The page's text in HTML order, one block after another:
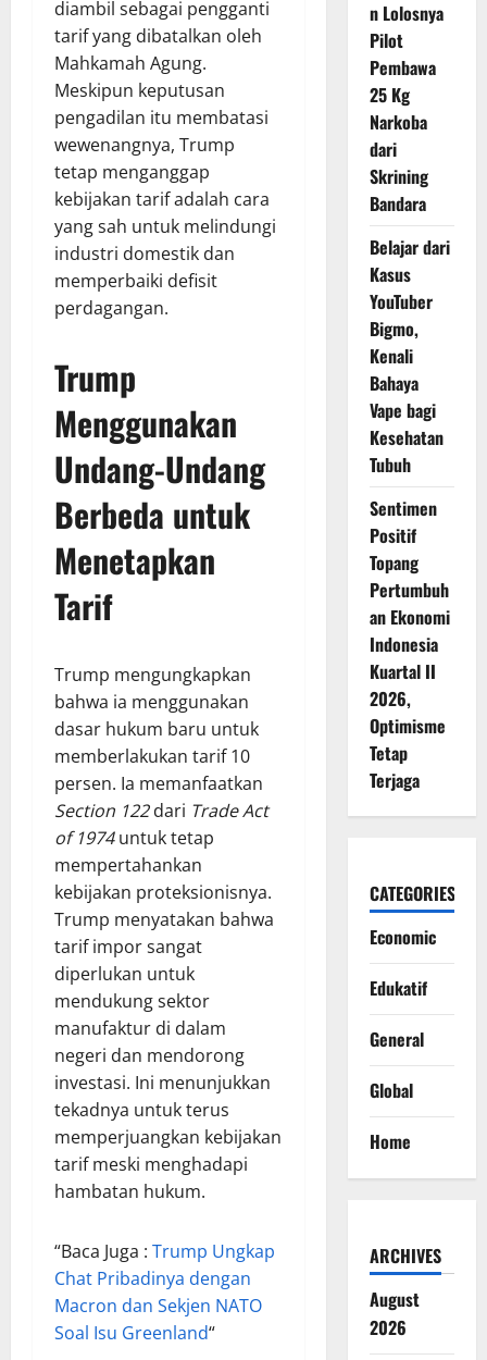
diambil sebagai pengganti
tarif yang dibatalkan oleh
Mahkamah Agung.
Meskipun keputusan
pengadilan itu membatasi
wewenangnya, Trump
tetap menganggap
kebijakan tarif adalah cara
yang sah untuk melindungi
industri domestik dan
memperbaiki defisit
perdagangan.
Trump
Menggunakan
Undang-Undang
Berbeda untuk
Menetapkan
Tarif
Trump mengungkapkan
bahwa ia menggunakan
dasar hukum baru untuk
memberlakukan tarif 10
persen. Ia memanfaatkan
Section 122dari Trade Act
of 1974untuk tetap
mempertahankan
kebijakan proteksionisnya.
Trump menyatakan bahwa
tarif impor sangat
diperlukan untuk
mendukung sektor
manufaktur di dalam
negeri dan mendorong
investasi. Ini menunjukkan
tekadnya untuk terus
memperjuangkan kebijakan
tarif meski menghadapi
hambatan hukum.
“Baca Juga : Trump Ungkap
Chat Pribadinya dengan
Macron dan Sekjen NATO
Soal Isu Greenland“
n Lolosnya
Pilot
Pembawa
25 Kg
Narkoba
dari
Skrining
Bandara
Belajar dari
Kasus
YouTuber
Bigmo,
Kenali
Bahaya
Vape bagi
Kesehatan
Tubuh
Sentimen
Positif
Topang
Pertumbuh
an Ekonomi
Indonesia
Kuartal II
2026,
Optimisme
Tetap
Terjaga
CATEGORIES
Economic
Edukatif
General
Global
Home
ARCHIVES
August
2026